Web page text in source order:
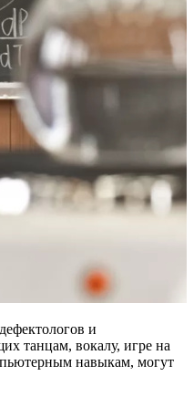
и
танцам, вокалу, игре на
навыкам, могут